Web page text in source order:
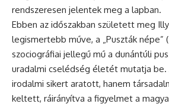
rendszeresen jelentek meg a lapban.
Ebben az időszakban született meg
legismertebb műve, a „Puszták népe”
szociográfiai jellegű mű a dunántúli
uradalmi cselédség életét mutatja be.
irodalmi sikert aratott, hanem
keltett, ráirányítva a figyelmet a